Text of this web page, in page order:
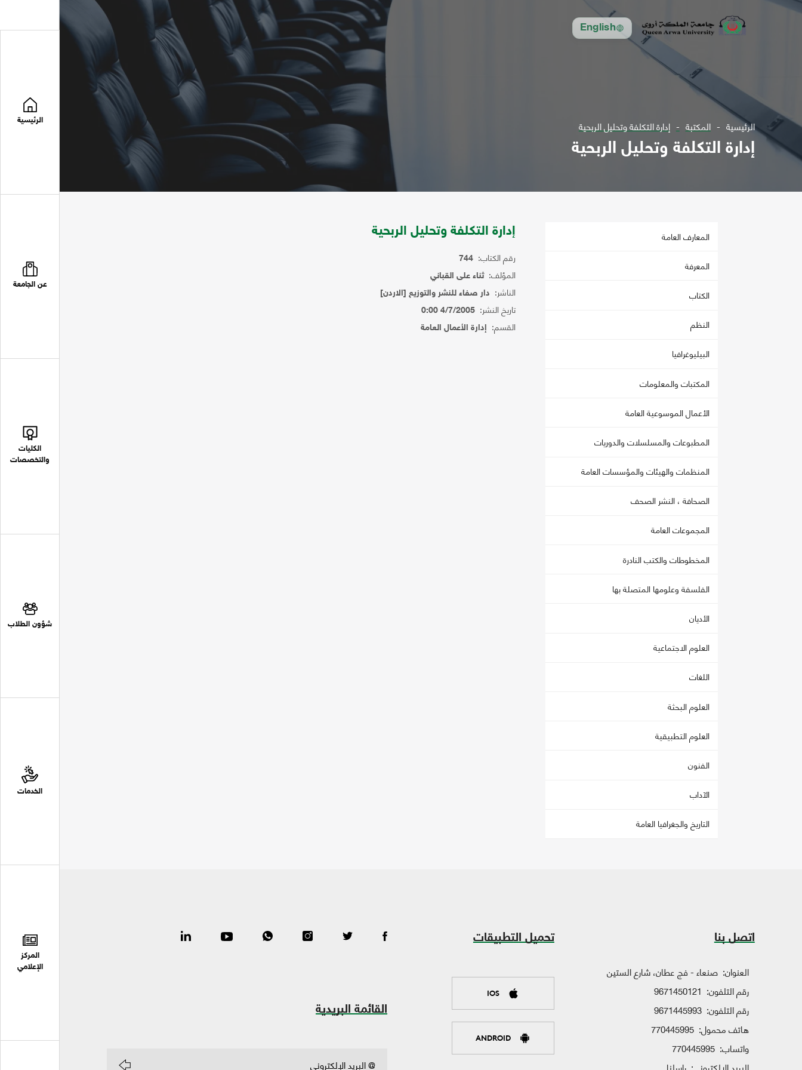
English
الرئيسية
عن الجامعة
الكليات
والتخصصات
شؤون الطلاب
الخدمات
المركز
الإعلامي
الرئيسية المكتبة إدارة التكلفة وتحليل الربحية
إدارة التكلفة وتحليل الربحية
المعارف العامة
المعرفة
الكتاب
النظم
البيليوغرافيا
المكتبات والمعلومات
الأعمال الموسوعية العامة
المطبوعات والمسلسلات والدوريات
المنظمات والهيئات والمؤسسات العامة
الصحافة ، النشر الصحف
المجموعات العامة
المخطوطات والكتب النادرة
الفلسفة وعلومها المتصلة بها
الأديان
العلوم الاجتماعية
اللغات
العلوم البحثة
العلوم التطبيقية
الفنون
الآداب
التاريخ والجغرافيا العامة
إدارة التكلفة وتحليل الربحية
رقم الكتاب: 744
المؤلف:ثناء على القباني
الناشر: دار صفاء للنشر والتوزيع [الاردن]
تاريخ النشر: 4/7/2005 0:00
القسم: إدارة الأعمال العامة
اتصل بنا
العنوان: صنعاء - فج عطان، شارع الستين
رقم التلفون: 9671450121
رقم التلفون: 9671445993
هاتف محمول: 770445995
واتساب: 770445995
تحميل التطبيقات
IOS
ANDROID
القائمة البريدية